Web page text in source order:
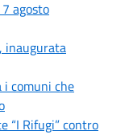
agosto
inaugurata
i comuni che
“I Rifugi” contro